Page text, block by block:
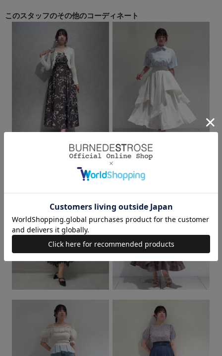
このスタッフのその他のコーディネート